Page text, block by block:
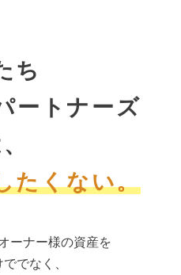
ち
ートナーズ
たくない。
ーナー様の資産を
でなく、